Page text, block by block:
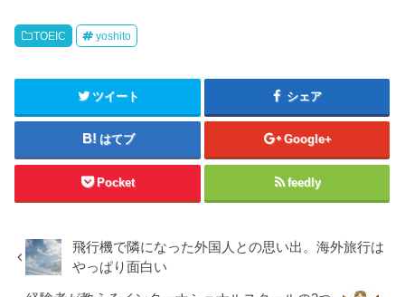
TOEIC yoshito
ツイート シェア
はてブ Google+
Pocket feedly
飛行機で隣になった外国人との思い出。海外旅行は
やっぱり面白い